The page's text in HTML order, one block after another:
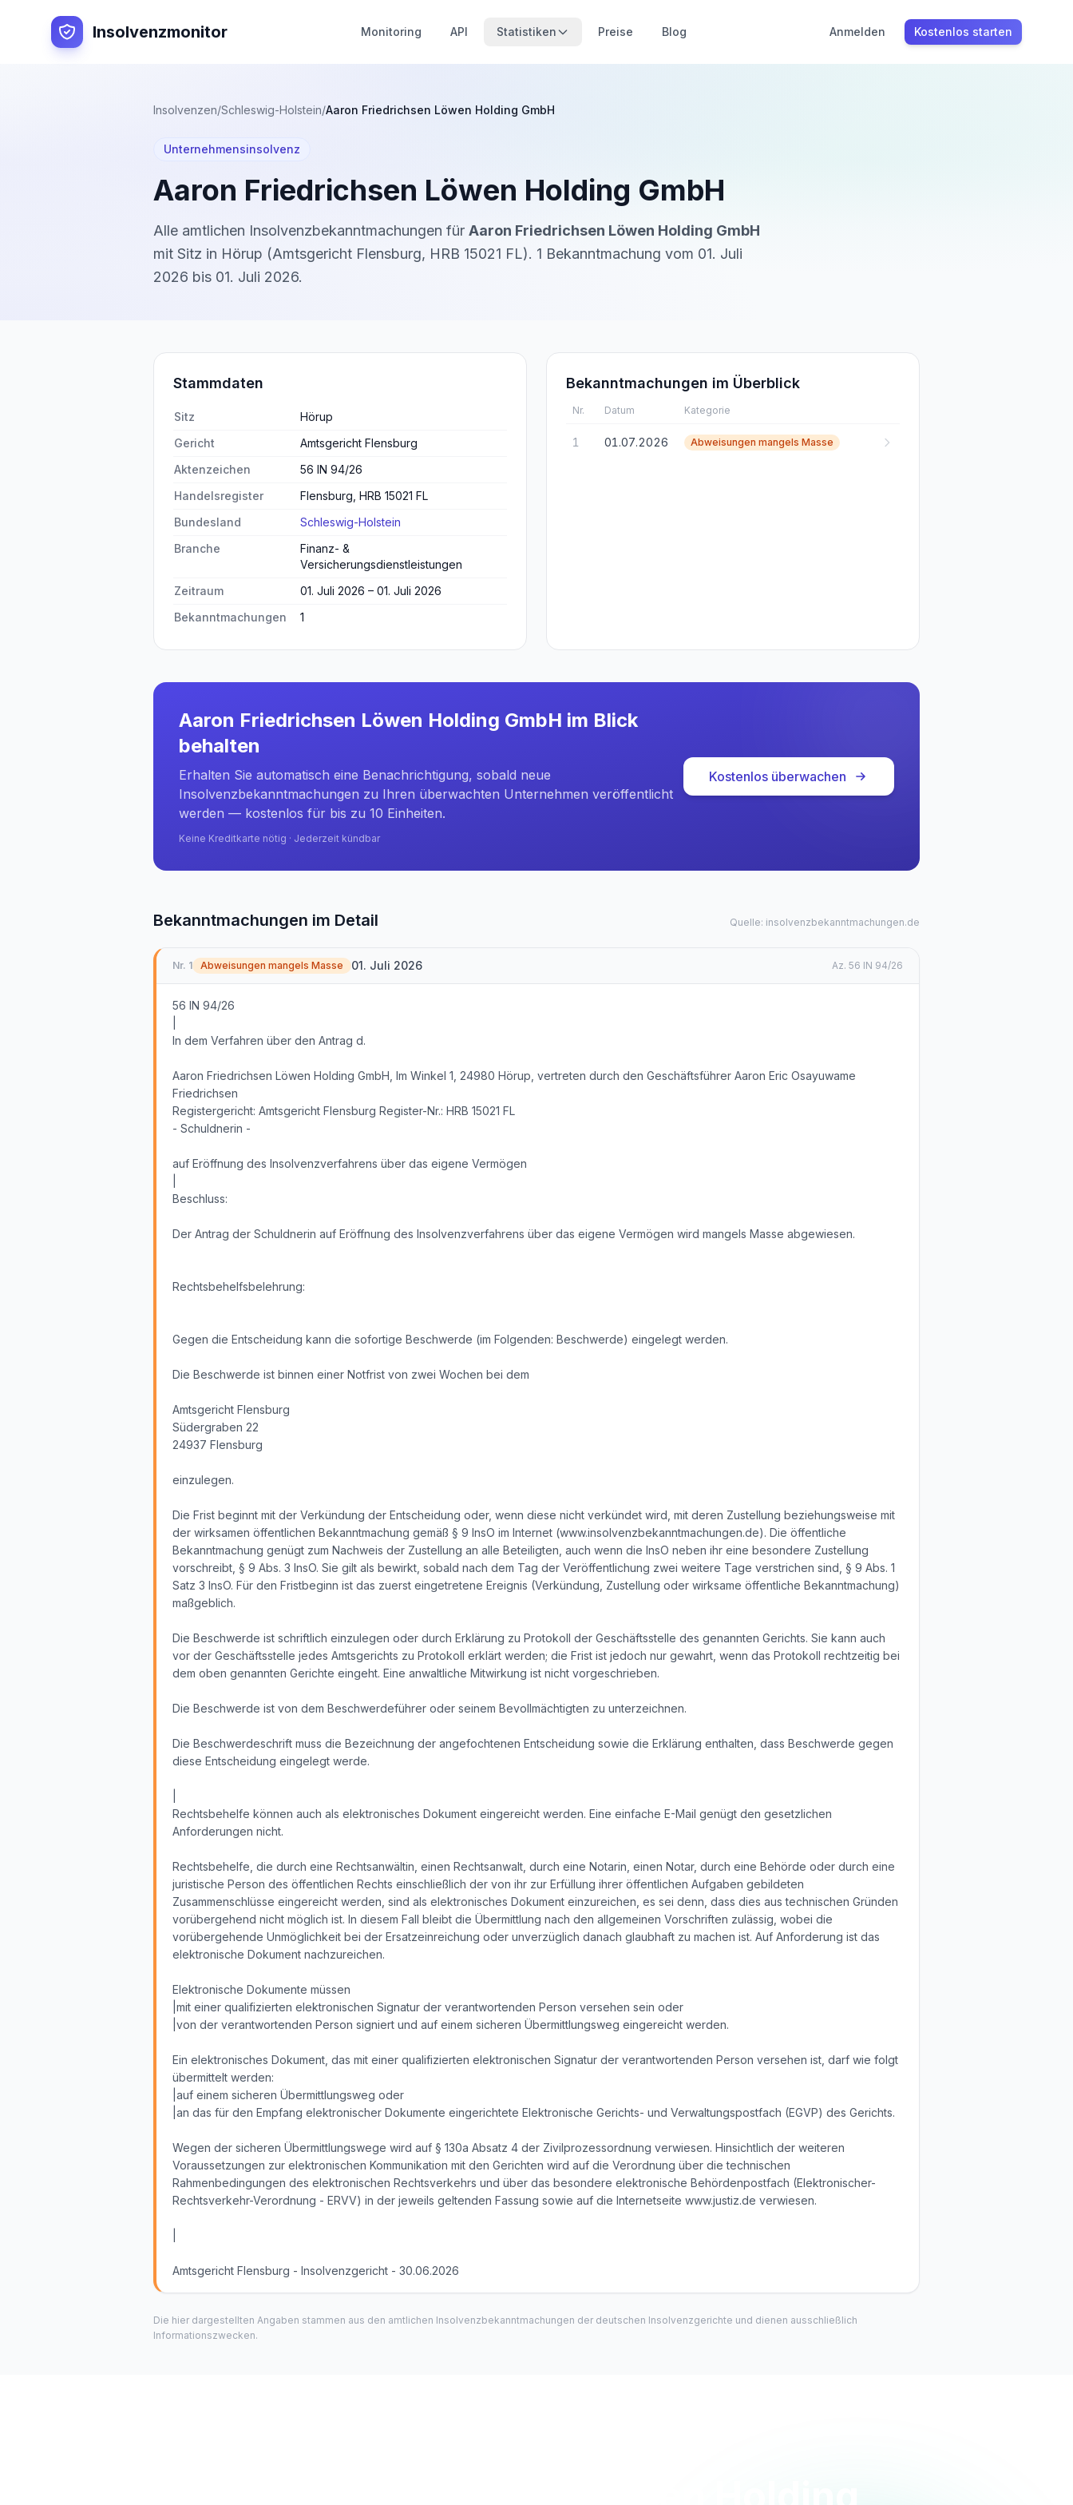
Insolvenzmonitor Monitoring API Statistiken Preise Blog Anmelden Kostenlos starten
Insolvenzen/Schleswig-Holstein/Aaron Friedrichsen Löwen Holding GmbH
Unternehmensinsolvenz
Aaron Friedrichsen Löwen Holding GmbH
Alle amtlichen Insolvenzbekanntmachungen für Aaron Friedrichsen Löwen Holding GmbH
mit Sitz in Hörup (Amtsgericht Flensburg, HRB 15021 FL). 1 Bekanntmachung vom 01. Juli
2026 bis 01. Juli 2026.
Stammdaten
Sitz
Hörup
Gericht
Amtsgericht Flensburg
Aktenzeichen
56 IN 94/26
Handelsregister
Flensburg, HRB 15021 FL
Bundesland
Schleswig-Holstein
Branche
Finanz- &
Versicherungsdienstleistungen
Zeitraum
01. Juli 2026 – 01. Juli 2026
Bekanntmachungen
1
Bekanntmachungen im Überblick
Nr. Datum Kategorie
1 01.07.2026 Abweisungen mangels Masse
Aaron Friedrichsen Löwen Holding GmbH im Blick
behalten
Erhalten Sie automatisch eine Benachrichtigung, sobald neue
Insolvenzbekanntmachungen zu Ihren überwachten Unternehmen veröffentlicht
werden — kostenlos für bis zu 10 Einheiten.
Keine Kreditkarte nötig · Jederzeit kündbar
Kostenlos überwachen
Bekanntmachungen im Detail Quelle: insolvenzbekanntmachungen.de
Nr. 1 Abweisungen mangels Masse 01. Juli 2026 Az. 56 IN 94/26
56 IN 94/26
In dem Verfahren über den Antrag d.
Aaron Friedrichsen Löwen Holding GmbH, Im Winkel 1, 24980 Hörup, vertreten durch den Geschäftsführer Aaron Eric Osayuwame
Friedrichsen
Registergericht: Amtsgericht Flensburg Register-Nr.: HRB 15021 FL
- Schuldnerin -
auf Eröffnung des Insolvenzverfahrens über das eigene Vermögen
Beschluss:
Der Antrag der Schuldnerin auf Eröffnung des Insolvenzverfahrens über das eigene Vermögen wird mangels Masse abgewiesen.
Rechtsbehelfsbelehrung:
Gegen die Entscheidung kann die sofortige Beschwerde (im Folgenden: Beschwerde) eingelegt werden.
Die Beschwerde ist binnen einer Notfrist von zwei Wochen bei dem
Amtsgericht Flensburg
Südergraben 22
24937 Flensburg
einzulegen.
Die Frist beginnt mit der Verkündung der Entscheidung oder, wenn diese nicht verkündet wird, mit deren Zustellung beziehungsweise mit
der wirksamen öffentlichen Bekanntmachung gemäß § 9 InsO im Internet (www.insolvenzbekanntmachungen.de). Die öffentliche
Bekanntmachung genügt zum Nachweis der Zustellung an alle Beteiligten, auch wenn die InsO neben ihr eine besondere Zustellung
vorschreibt, § 9 Abs. 3 InsO. Sie gilt als bewirkt, sobald nach dem Tag der Veröffentlichung zwei weitere Tage verstrichen sind, § 9 Abs. 1
Satz 3 InsO. Für den Fristbeginn ist das zuerst eingetretene Ereignis (Verkündung, Zustellung oder wirksame öffentliche Bekanntmachung)
maßgeblich.
Die Beschwerde ist schriftlich einzulegen oder durch Erklärung zu Protokoll der Geschäftsstelle des genannten Gerichts. Sie kann auch
vor der Geschäftsstelle jedes Amtsgerichts zu Protokoll erklärt werden; die Frist ist jedoch nur gewahrt, wenn das Protokoll rechtzeitig bei
dem oben genannten Gerichte eingeht. Eine anwaltliche Mitwirkung ist nicht vorgeschrieben.
Die Beschwerde ist von dem Beschwerdeführer oder seinem Bevollmächtigten zu unterzeichnen.
Die Beschwerdeschrift muss die Bezeichnung der angefochtenen Entscheidung sowie die Erklärung enthalten, dass Beschwerde gegen
diese Entscheidung eingelegt werde.
Rechtsbehelfe können auch als elektronisches Dokument eingereicht werden. Eine einfache E-Mail genügt den gesetzlichen
Anforderungen nicht.
Rechtsbehelfe, die durch eine Rechtsanwältin, einen Rechtsanwalt, durch eine Notarin, einen Notar, durch eine Behörde oder durch eine
juristische Person des öffentlichen Rechts einschließlich der von ihr zur Erfüllung ihrer öffentlichen Aufgaben gebildeten
Zusammenschlüsse eingereicht werden, sind als elektronisches Dokument einzureichen, es sei denn, dass dies aus technischen Gründen
vorübergehend nicht möglich ist. In diesem Fall bleibt die Übermittlung nach den allgemeinen Vorschriften zulässig, wobei die
vorübergehende Unmöglichkeit bei der Ersatzeinreichung oder unverzüglich danach glaubhaft zu machen ist. Auf Anforderung ist das
elektronische Dokument nachzureichen.
Elektronische Dokumente müssen
|mit einer qualifizierten elektronischen Signatur der verantwortenden Person versehen sein oder
|von der verantwortenden Person signiert und auf einem sicheren Übermittlungsweg eingereicht werden.
Ein elektronisches Dokument, das mit einer qualifizierten elektronischen Signatur der verantwortenden Person versehen ist, darf wie folgt
übermittelt werden:
|auf einem sicheren Übermittlungsweg oder
|an das für den Empfang elektronischer Dokumente eingerichtete Elektronische Gerichts- und Verwaltungspostfach (EGVP) des Gerichts.
Wegen der sicheren Übermittlungswege wird auf § 130a Absatz 4 der Zivilprozessordnung verwiesen. Hinsichtlich der weiteren
Voraussetzungen zur elektronischen Kommunikation mit den Gerichten wird auf die Verordnung über die technischen
Rahmenbedingungen des elektronischen Rechtsverkehrs und über das besondere elektronische Behördenpostfach (Elektronischer-
Rechtsverkehr-Verordnung - ERVV) in der jeweils geltenden Fassung sowie auf die Internetseite www.justiz.de verwiesen.
Amtsgericht Flensburg - Insolvenzgericht - 30.06.2026
Die hier dargestellten Angaben stammen aus den amtlichen Insolvenzbekanntmachungen der deutschen Insolvenzgerichte und dienen ausschließlich
Informationszwecken.